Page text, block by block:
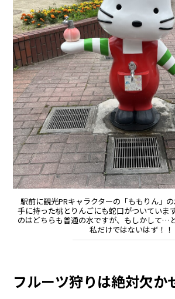
駅前に観光PRキャラクターの「ももりん」の
手に持った桃とりんごにも蛇口がついていま
のはどちらも普通の水ですが、もしかして…
私だけではないはず！！
フルーツ狩りは絶対欠か